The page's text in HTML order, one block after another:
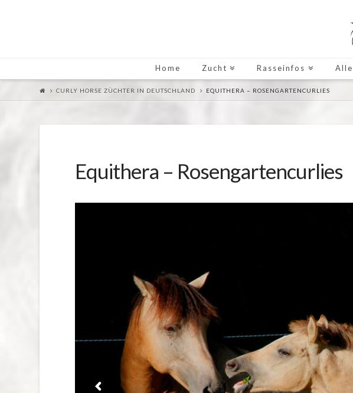
Home Zucht Rasseinfos
CURLY HORSE ZÜCHTER IN DEUTSCHLAND EQUITHERA – ROSENGARTENCURLIES
Equithera – Rosengartencurlies